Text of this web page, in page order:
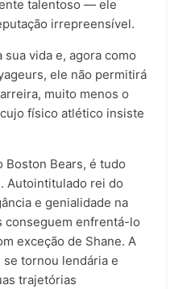
talentoso — ele
irrepreensível.
vida e, agora como
ele não permitirá
muito menos o
físico atlético insiste
Boston Bears, é tudo
Autointitulado rei do
e genialidade na
conseguem enfrentá-lo
exceção de Shane. A
tornou lendária e
trajetórias